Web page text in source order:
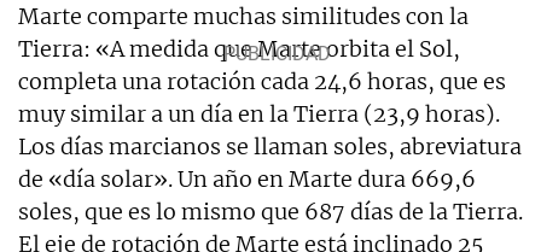
Marte comparte muchas similitudes con la
Tierra: «A medida que Marte orbita el Sol,
completa una rotación cada 24,6 horas, que es
muy similar a un día en la Tierra (23,9 horas).
Los días marcianos se llaman soles, abreviatura
de «día solar». Un año en Marte dura 669,6
soles, que es lo mismo que 687 días de la Tierra.
El eje de rotación de Marte está inclinado 25